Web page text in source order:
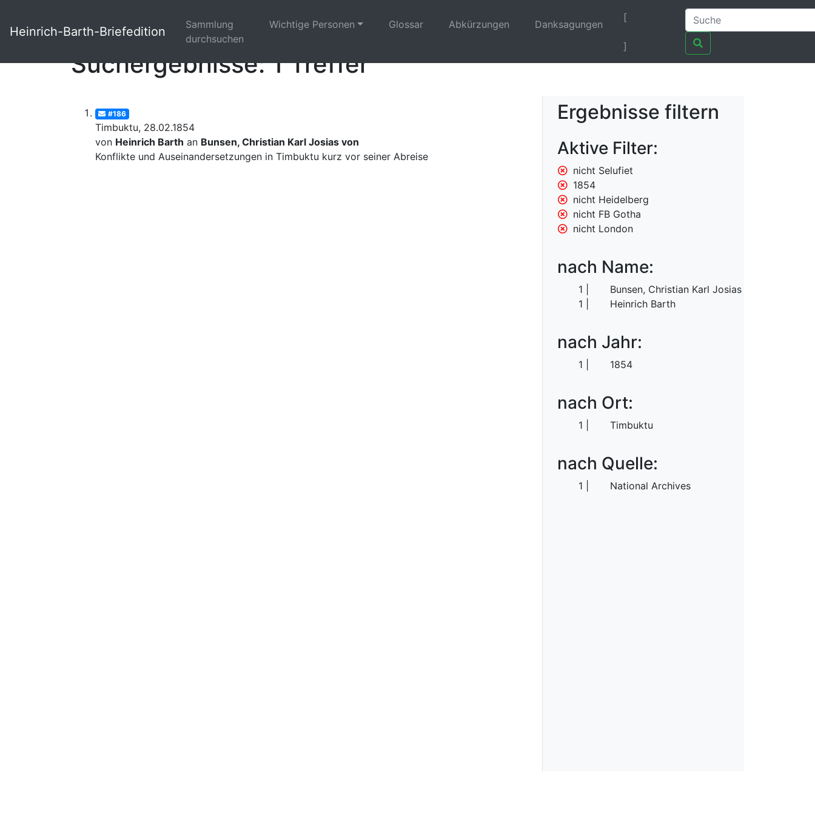
Heinrich-Barth-Briefedition
Sammlung
durchsuchen
Wichtige Personen Glossar Abkürzungen Danksagungen
[
]
Suchergebnisse: 1 Treffer
#186
Timbuktu, 28.02.1854
von Heinrich Barth an Bunsen, Christian Karl Josias von
Konflikte und Auseinandersetzungen in Timbuktu kurz vor seiner Abreise
Ergebnisse filtern
Aktive Filter:
nicht Selufiet
1854
nicht Heidelberg
nicht FB Gotha
nicht London
nach Name:
1
Bunsen, Christian Karl Josias von
1
Heinrich Barth
nach Jahr:
1 1854
nach Ort:
1 Timbuktu
nach Quelle:
1 National Archives